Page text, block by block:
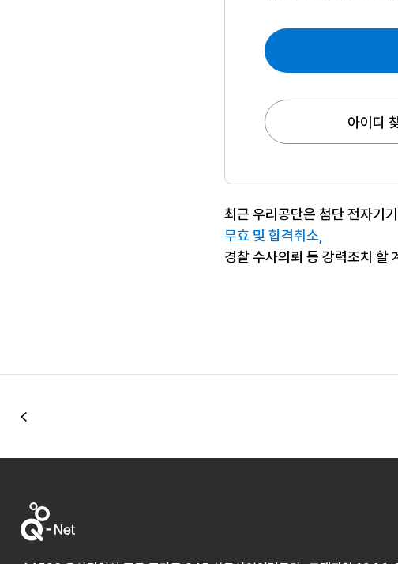
아이디
최근 우리공단은 첨단 전자기
무효 및 합격취소,
경찰 수사의뢰 등 강력조치 할